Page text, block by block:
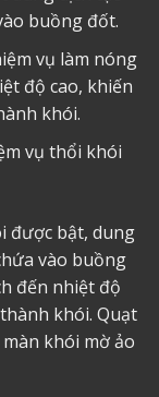
buồng đốt.
vụ làm nóng
độ cao, khiến
khói.
vụ thổi khói
được bật, dung
vào buồng
đến nhiệt độ
khói. Quạt
khói mờ ảo